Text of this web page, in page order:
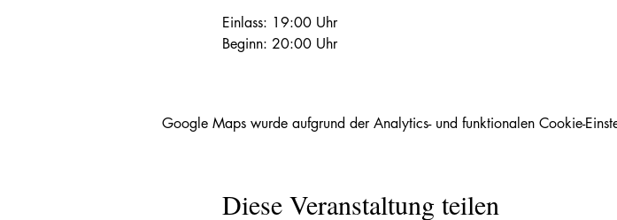
Einlass: 19:00 Uhr
Beginn: 20:00 Uhr
Google Maps wurde aufgrund der Analytics- und funktionalen Cookie-
Diese Veranstaltung teilen